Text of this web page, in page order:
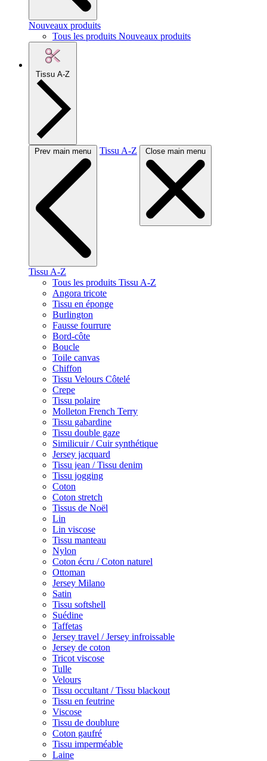
Nouveaux produits
Tous les produits Nouveaux produits
Tissu A-Z
Prev main menu Tissu A-Z Close main menu
Tissu A-Z
Tous les produits Tissu A-Z
Angora tricote
Tissu en éponge
Burlington
Fausse fourrure
Bord-côte
Boucle
Toile canvas
Chiffon
Tissu Velours Côtelé
Crepe
Tissu polaire
Molleton French Terry
Tissu gabardine
Tissu double gaze
Similicuir / Cuir synthétique
Jersey jacquard
Tissu jean / Tissu denim
Tissu jogging
Coton
Coton stretch
Tissus de Noël
Lin
Lin viscose
Tissu manteau
Nylon
Coton écru / Coton naturel
Ottoman
Jersey Milano
Satin
Tissu softshell
Suédine
Taffetas
Jersey travel / Jersey infroissable
Jersey de coton
Tricot viscose
Tulle
Velours
Tissu occultant / Tissu blackout
Tissu en feutrine
Viscose
Tissu de doublure
Coton gaufré
Tissu imperméable
Laine